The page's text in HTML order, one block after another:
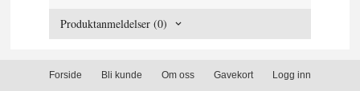
Produktanmeldelser (0)
Forside Bli kunde Om oss Gavekort Logg inn